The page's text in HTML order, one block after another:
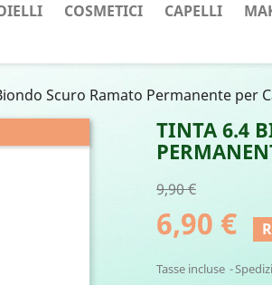
COSMETICI CAPELLI
Scuro Ramato Permanente per
TINTA 6.4
9,90 €
6,90 €
Tasse incluse